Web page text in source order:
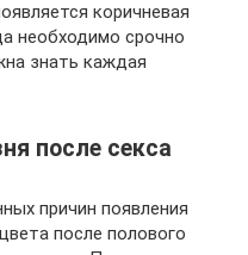
коричневая
необходимо срочно
знать каждая
после секса
причин появления
после полового